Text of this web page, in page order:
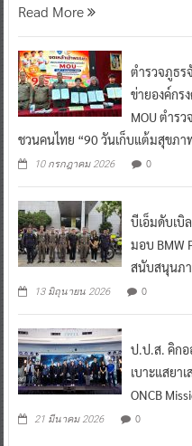
Read More
ตำรวจภูธร
ข่ายองค์กร
MOU ตำร
ชวนคนไทย “90 วันเก็บแต้มสุขภา
10 กรกฎาคม 2026 0
บีเอ็มดับเบิ
มอบ BMW
สนับสนุนภา
13 มิถุนายน 2026 0
ป.ป.ส. คิกอ
เบาะแสยา
ONCB
21 มีนาคม 2026 0